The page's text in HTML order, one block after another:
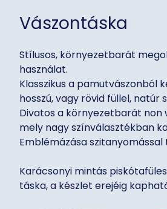
Vászontáska
Stílusos, környezetbarát
használat.
Klasszikus a pamutvászonból
hosszú, vagy rövid füllel, natúr
Divatos a környezetbarát non
mely nagy színválasztékban
Emblémázása szitanyomással
Karácsonyi mintás
táska, a készlet erejéig